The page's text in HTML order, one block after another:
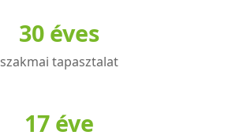
van.
A
termékoldalon
30 éves
szakmai tapasztalat
17 éve